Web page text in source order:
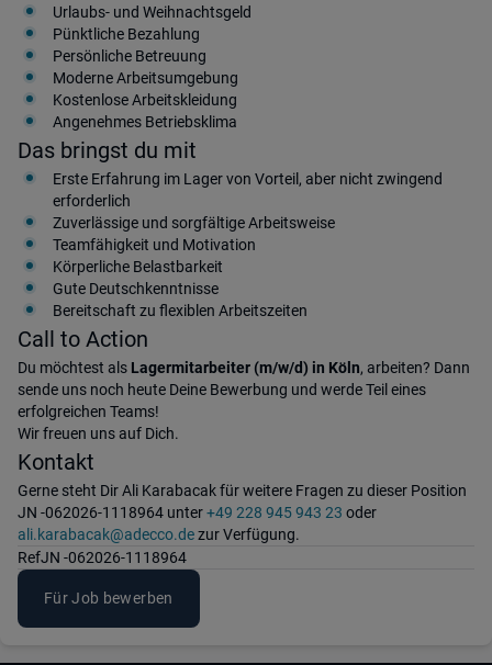
Urlaubs- und Weihnachtsgeld
Pünktliche Bezahlung
Persönliche Betreuung
Moderne Arbeitsumgebung
Kostenlose Arbeitskleidung
Angenehmes Betriebsklima
Das bringst du mit
Erste Erfahrung im Lager von Vorteil, aber nicht zwingend
erforderlich
Zuverlässige und sorgfältige Arbeitsweise
Teamfähigkeit und Motivation
Körperliche Belastbarkeit
Gute Deutschkenntnisse
Bereitschaft zu flexiblen Arbeitszeiten
Call to Action
Du möchtest als Lagermitarbeiter (m/w/d) in Köln, arbeiten? Dann
sende uns noch heute Deine Bewerbung und werde Teil eines
erfolgreichen Teams!
Wir freuen uns auf Dich.
Kontakt
Gerne steht Dir Ali Karabacak für weitere Fragen zu dieser Position
JN -062026-1118964 unter+49 228 945 943 23 oder
ali.karabacak@adecco.dezur Verfügung.
RefJN -062026-1118964
Für Job bewerben